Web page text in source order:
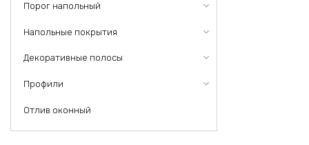
Порог напольный
Напольные покрытия
Декоративные полосы
Профили
Отлив оконный